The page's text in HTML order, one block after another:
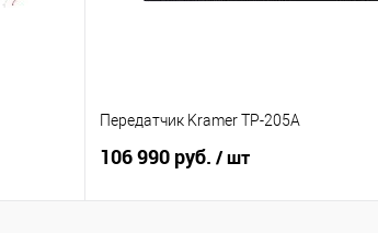
Передатчик Kramer TP-205A
106 990 руб. / шт